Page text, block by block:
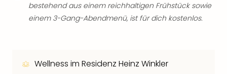
bestehend aus einem reichhaltigen Frühstück sowie
einem 3-Gang-Abendmenü, ist für dich kostenlos.
Wellness im Residenz Heinz Winkler